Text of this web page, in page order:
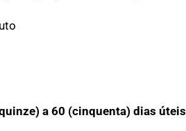
a 60 (cinquenta) dias úteis